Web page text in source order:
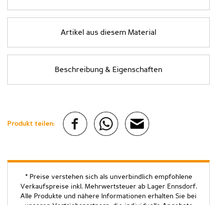
Artikel aus diesem Material
Beschreibung & Eigenschaften
Produkt teilen:
* Preise verstehen sich als unverbindlich empfohlene
Verkaufspreise inkl. Mehrwertsteuer ab Lager Ennsdorf.
Alle Produkte und nähere Informationen erhalten Sie bei